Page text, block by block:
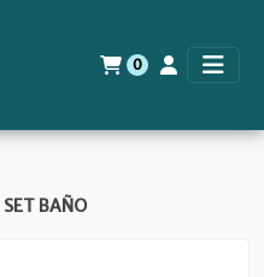
0
SET BAÑO